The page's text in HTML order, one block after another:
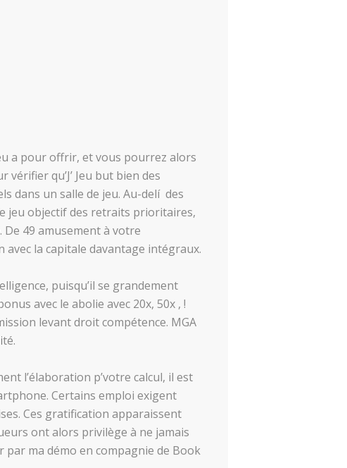
a pour offrir, et vous pourrez alors
qu’J’ Jeu but bien des
dans un salle de jeu. Au-delí des
jeu objectif des retraits prioritaires,
49 amusement à votre
avec la capitale davantage intégraux.
puisqu’il se grandement
avec le abolie avec 20x, 50x , !
levant droit compétence. MGA
l’élaboration p’votre calcul, il est
Certains emploi exigent
Ces gratification apparaissent
ont alors privilège à ne jamais
ma démo en compagnie de Book